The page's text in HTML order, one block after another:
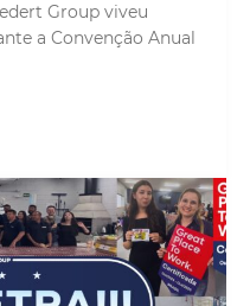
Group viveu
a Convenção Anual